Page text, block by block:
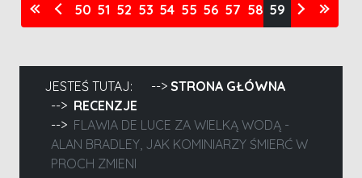
50 51 52 53 54 55 56 57 58 59
JESTEŚ TUTAJ:
STRONA GŁÓWNA
RECENZJE
FLAWIA DE LUCE ZA WIELKĄ WODĄ -
ALAN BRADLEY, JAK KOMINIARZY ŚMIERĆ W
PROCH ZMIENI